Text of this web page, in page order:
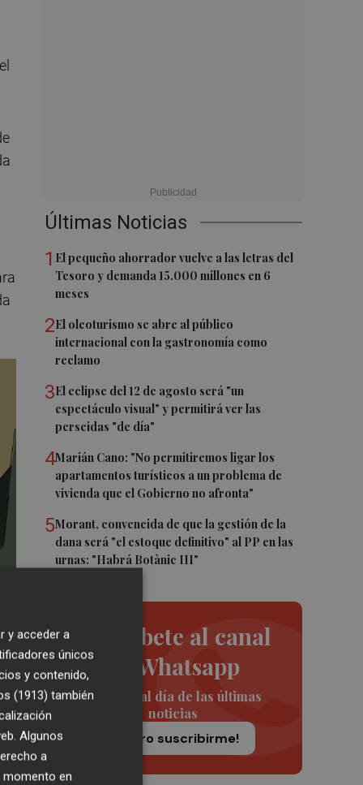
Últimas Noticias
1 El pequeño ahorrador vuelve a las letras del
Tesoro y demanda 15.000 millones en 6
meses
2El oleoturismo se abre al público
internacional con la gastronomía como
reclamo
3El eclipse del 12 de agosto será "un
espectáculo visual" y permitirá ver las
perseidas "de día"
4Marián Cano: "No permitiremos ligar los
apartamentos turísticos a un problema de
vivienda que el Gobierno no afronta"
5Morant, convencida de que la gestión de la
dana será "el estoque definitivo" al PP en las
urnas: "Habrá Botànic III"
Suscríbete al canal
de Whatsapp
Siempre al día de las últimas
noticias
¡Quiero suscribirme!
y acceder a
únicos
y contenido,
(1913) también
Algunos
a
momento en